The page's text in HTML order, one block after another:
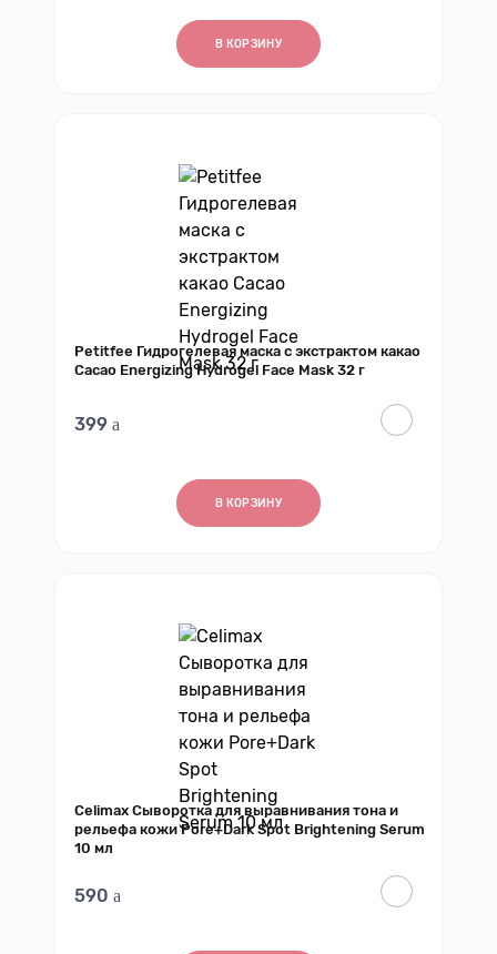
В КОРЗИНУ
Petitfee Гидрогелевая маска с экстрактом какао
Cacao Energizing Hydrogel Face Mask 32 г
399
В КОРЗИНУ
Celimax Сыворотка для выравнивания тона и
рельефа кожи Pore+Dark Spot Brightening Serum
10 мл
590